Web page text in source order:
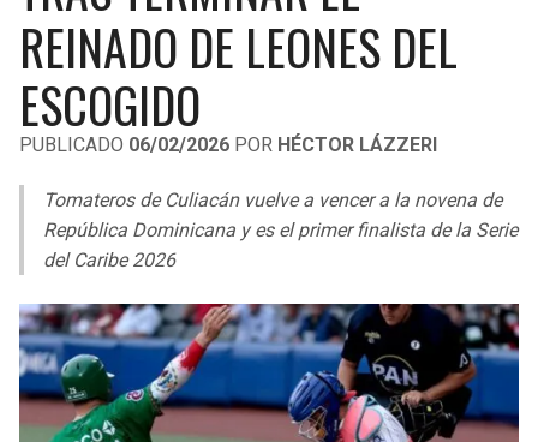
LIGA DE EXPANSIÓN MX
LEAGUES CUP
UEFA EUROPA LEAGUE
UEFA CONFERENCE LEAGUE
MLS
COPA SUDAMERICANA
OTRAS LIGAS
REINADO DE LEONES DEL
ESCOGIDO
PUBLICADO 06/02/2026 POR HÉCTOR LÁZZERI
Tomateros de Culiacán vuelve a vencer a la novena de
República Dominicana y es el primer finalista de la Serie
del Caribe 2026